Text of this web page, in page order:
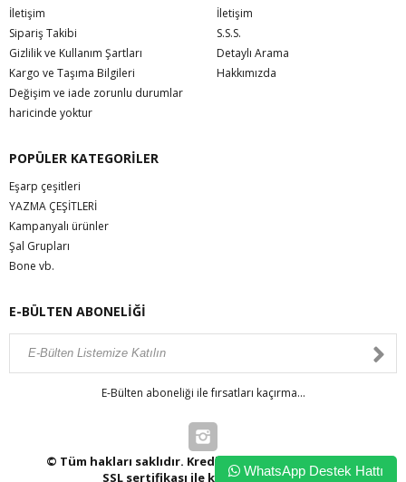
İletişim
Sipariş Takibi
Gizlilik ve Kullanım Şartları
Kargo ve Taşıma Bilgileri
Değişim ve iade zorunlu durumlar
haricinde yoktur
İletişim
S.S.S.
Detaylı Arama
Hakkımızda
POPÜLER KATEGORİLER
Eşarp çeşitleri
YAZMA ÇEŞİTLERİ
Kampanyalı ürünler
Şal Grupları
Bone vb.
E-BÜLTEN ABONELİĞİ
E-Bülten aboneliği ile fırsatları kaçırma...
© Tüm hakları saklıdır. Kredi kartı bilgileriniz 256bit
SSL sertifikası ile korunmaktadır.WhatsApp Destek Hattı